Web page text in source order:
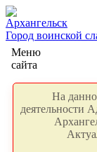
Архангельск
Город воинской
Меню
сайта
На
деятельности